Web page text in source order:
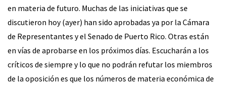
en materia de futuro. Muchas de las iniciativas que se
discutieron hoy (ayer) han sido aprobadas ya por la Cámara
de Representantes y el Senado de Puerto Rico. Otras están
en vías de aprobarse en los próximos días. Escucharán a los
críticos de siempre y lo que no podrán refutar los miembros
de la oposición es que los números de materia económica de